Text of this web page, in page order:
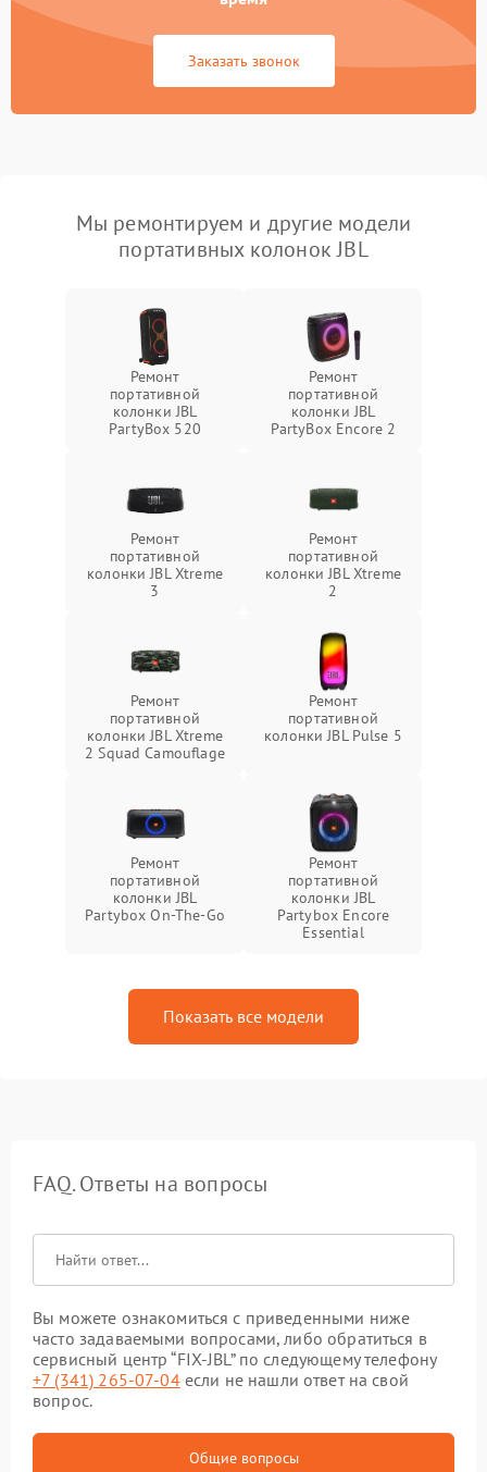
Заказать звонок
Мы ремонтируем и другие модели
портативных колонок JBL
Ремонт
портативной
колонки JBL
PartyBox 520
Ремонт
портативной
колонки JBL
PartyBox Encore 2
Ремонт
портативной
колонки JBL Xtreme
3
Ремонт
портативной
колонки JBL Xtreme
2
Ремонт
портативной
колонки JBL Xtreme
2 Squad Camouflage
Ремонт
портативной
колонки JBL Pulse 5
Ремонт
портативной
колонки JBL
Partybox On-The-Go
Ремонт
портативной
колонки JBL
Partybox Encore
Essential
Показать все модели
FAQ. Ответы на вопросы
Вы можете ознакомиться с приведенными ниже
часто задаваемыми вопросами, либо обратиться в
сервисный центр “FIX-JBL” по следующему телефону
+7 (341) 265-07-04если не нашли ответ на свой
вопрос.
Общие вопросы